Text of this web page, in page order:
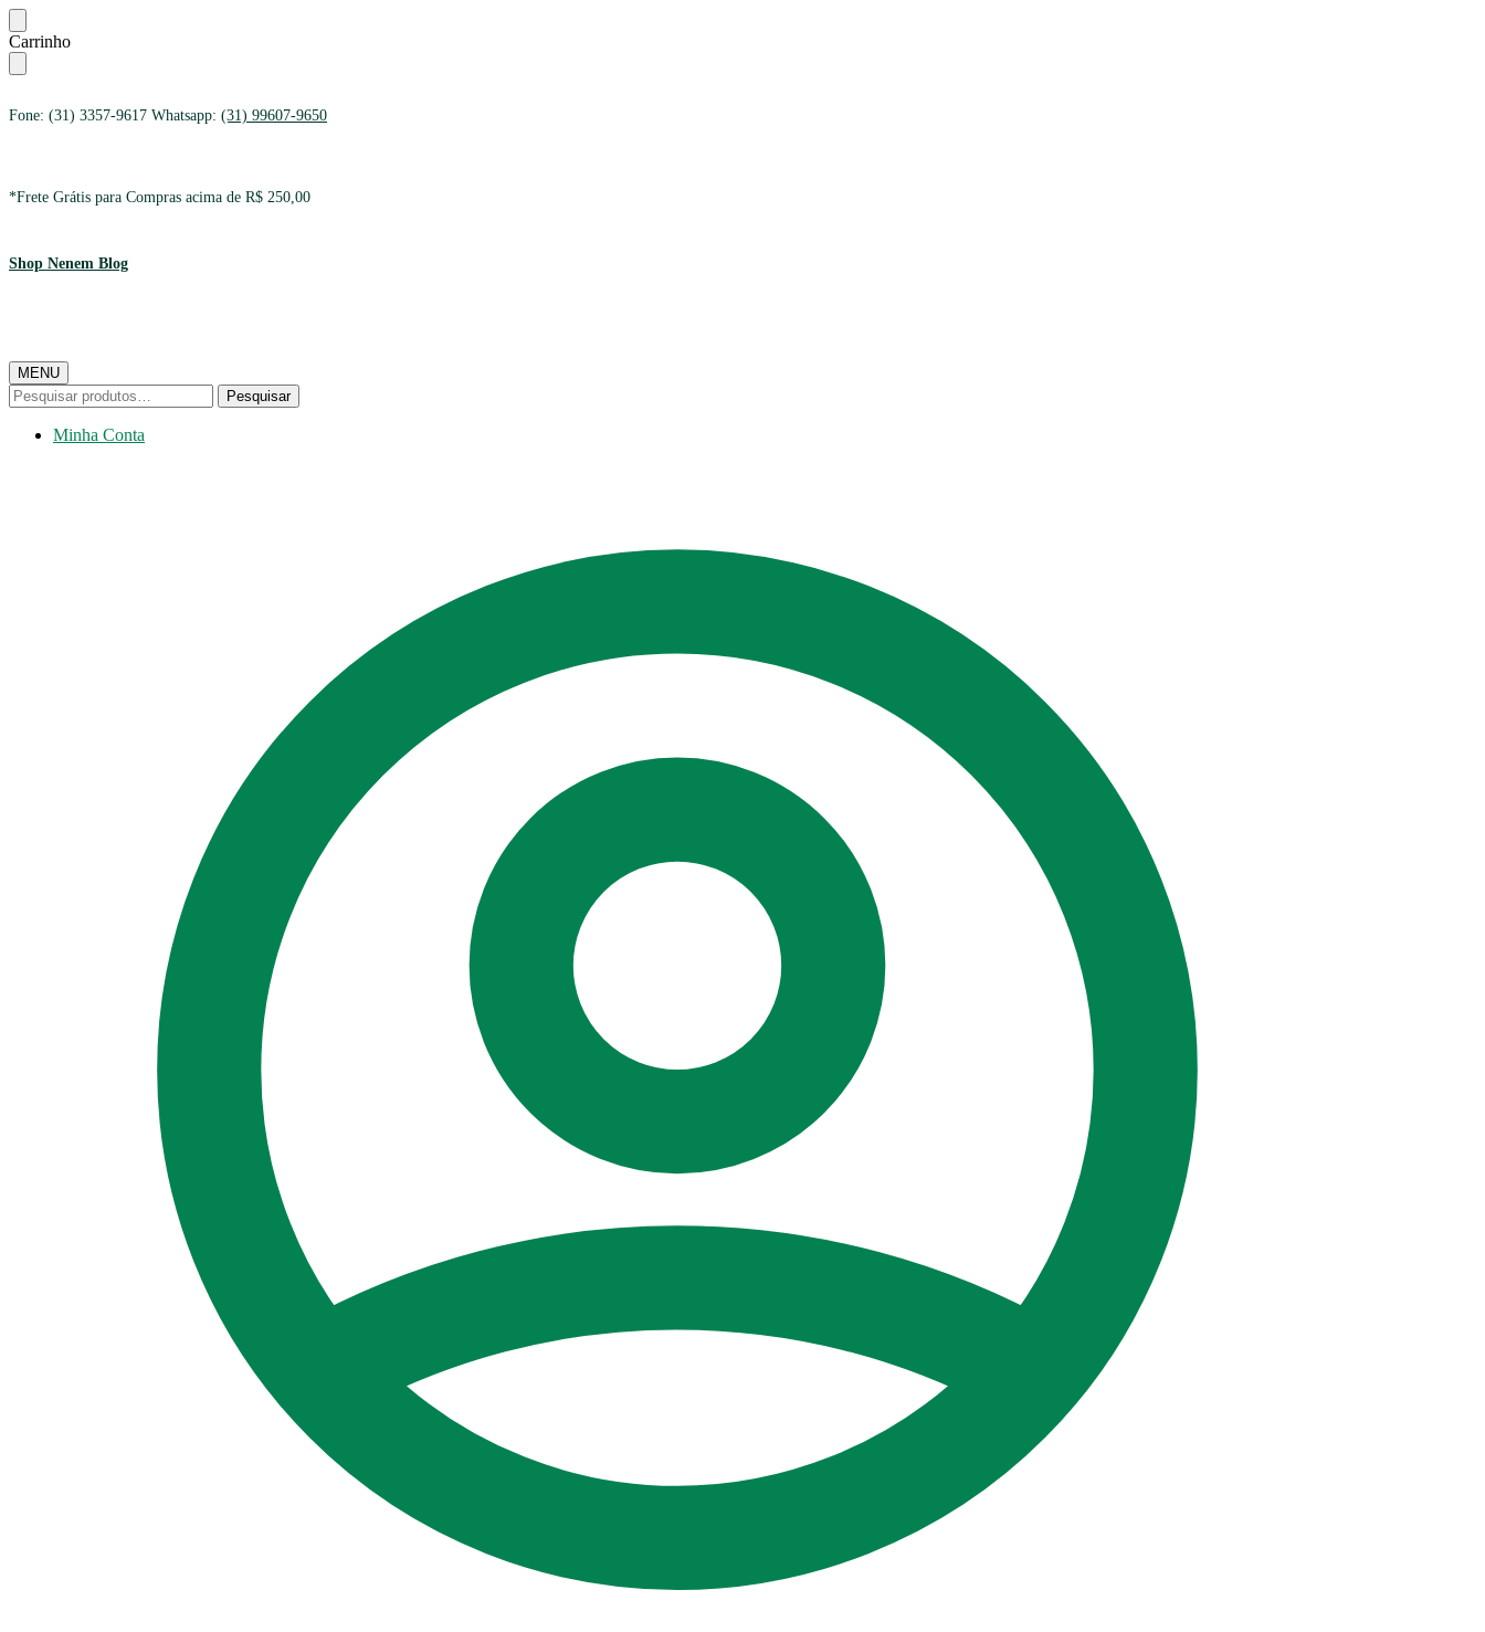
Ir
para
a
Ir
para
o
Carrinho
Fone: (31) 3357-9617 Whatsapp: (31) 99607-9650
*Frete Grátis para Compras acima de R$ 250,00
Shop Nenem Blog
MENU
Pesquisar
por:
Pesquisar
Minha Conta